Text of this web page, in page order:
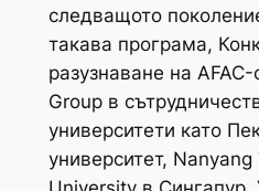
следващото
такава програма,
разузнаване на
Group в
университети като
университет,